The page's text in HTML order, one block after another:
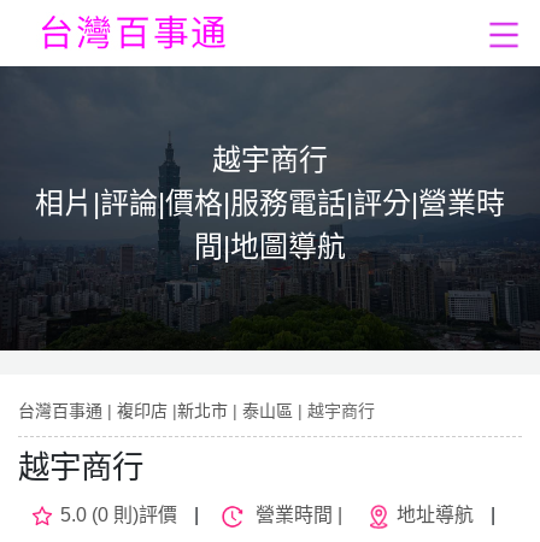
越宇商行
相片|評論|價格|服務電話|評分|營業時
間|地圖導航
台灣百事通 | 複印店 |新北市 | 泰山區 | 越宇商行
越宇商行
5.0 (0 則)評價 營業時間 | 地址導航